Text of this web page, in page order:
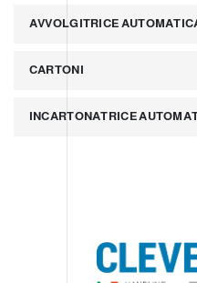
AVVOLGITRICE
CARTONI
INCARTONATRICE